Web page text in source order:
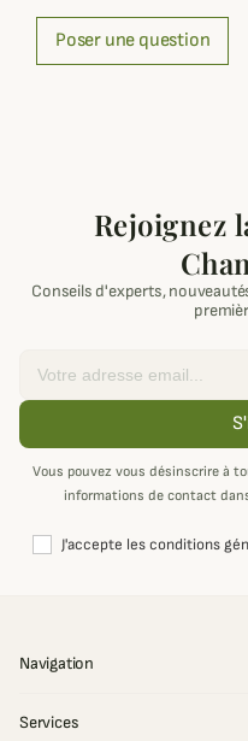
Poser une question
Rejoignez
Conseils d'experts,
Vous pouvez vous désinscrire à
informations de contact
J'accepte les conditions
Navigation
Services